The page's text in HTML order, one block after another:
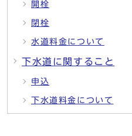
開栓
閉栓
水道料金について
下水道に関すること
申込
下水道料金について